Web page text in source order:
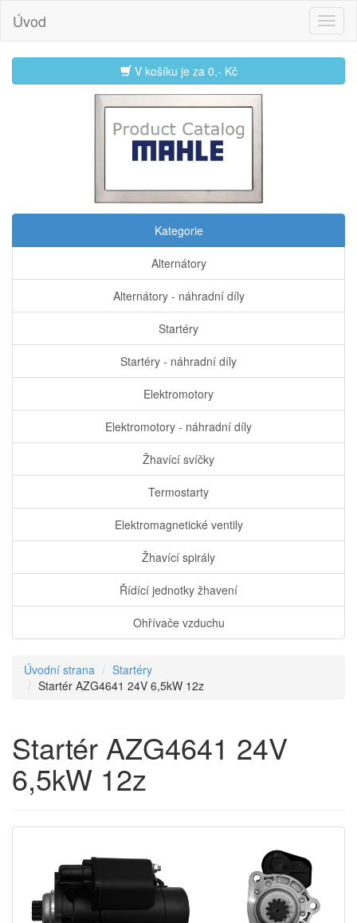
Úvod
V košíku je za 0,- Kč
Kategorie
Alternátory
Alternátory - náhradní díly
Startéry
Startéry - náhradní díly
Elektromotory
Elektromotory - náhradní díly
Žhavící svíčky
Termostarty
Elektromagnetické ventily
Žhavící spirály
Řídící jednotky žhavení
Ohřívače vzduchu
Úvodní strana
Startéry
Startér AZG4641 24V 6,5kW 12z
Startér AZG4641 24V
6,5kW 12z